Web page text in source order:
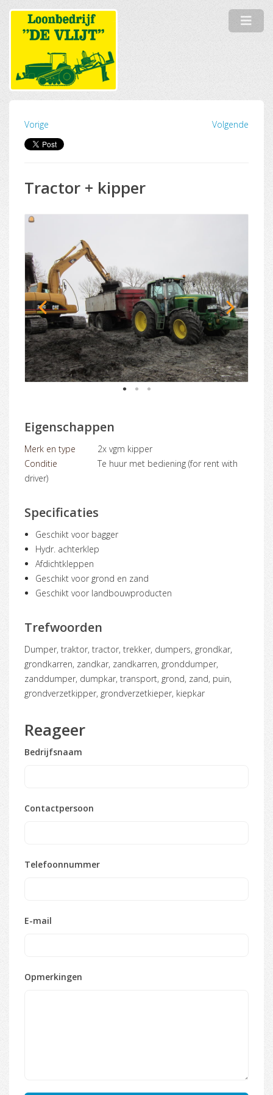
Vorige Volgende
Tractor + kipper
1 2 3
Eigenschappen
Merk en type
2x vgm kipper
Conditie
Te huur met bediening (for rent with
driver)
Specificaties
Geschikt voor bagger
Hydr. achterklep
Afdichtkleppen
Geschikt voor grond en zand
Geschikt voor landbouwproducten
Trefwoorden
dumper, traktor, tractor, trekker, dumpers, grondkar,
grondkarren, zandkar, zandkarren, gronddumper,
zanddumper, dumpkar, transport, grond, zand, puin,
grondverzetkipper, grondverzetkieper, kiepkar
Reageer
Bedrijfsnaam
Contactpersoon
Telefoonnummer
E-mail
Opmerkingen